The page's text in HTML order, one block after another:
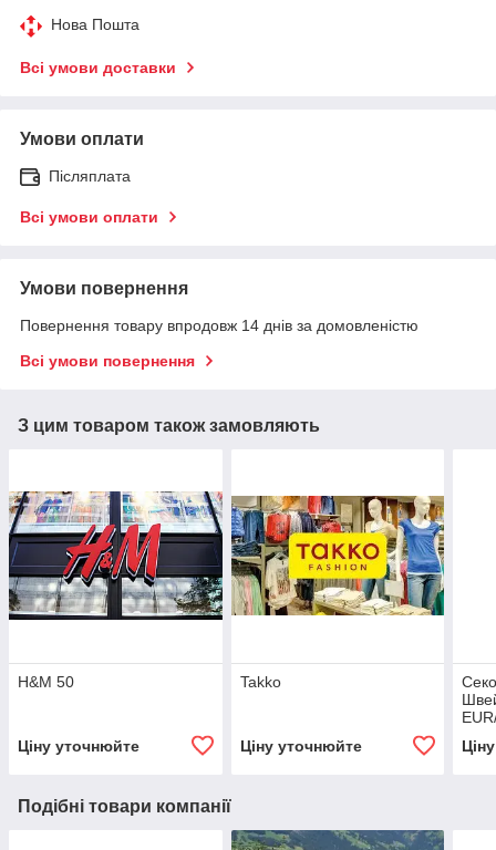
Нова Пошта
Всі умови доставки
Умови оплати
Післяплата
Всі умови оплати
Умови повернення
Повернення товару впродовж 14 днів за домовленістю
Всі умови повернення
З цим товаром також замовляють
H&M 50
Ціну уточнюйте
Takko
Ціну уточнюйте
Подібні товари компанії